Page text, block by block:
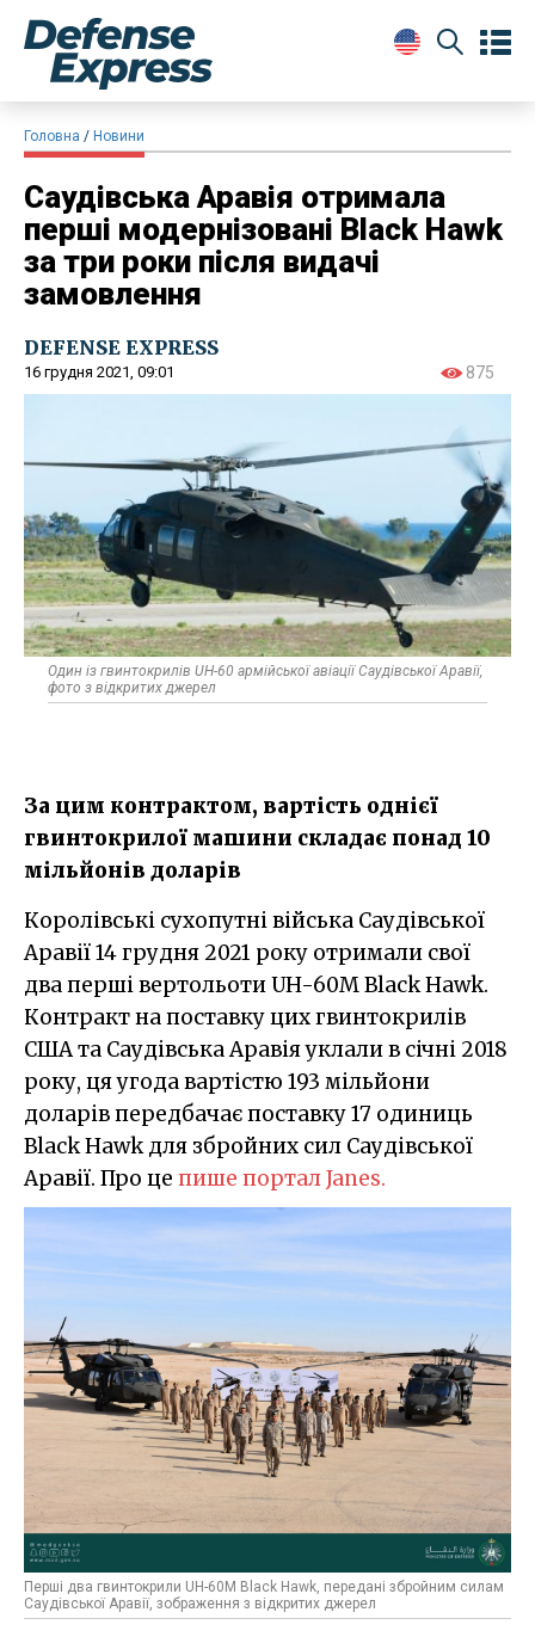
Головна Новини
Саудівська Аравія отримала
перші модернізовані Black Hawk
за три роки після видачі
замовлення
DEFENSE EXPRESS
16 грудня 2021, 09:01 875
Один із гвинтокрилів UH-60 армійської авіації Саудівської Аравії,
фото з відкритих джерел
За цим контрактом, вартість однієї
гвинтокрилої машини складає понад 10
мільйонів доларів
Королівські сухопутні війська Саудівської
Аравії 14 грудня 2021 року отримали свої
два перші вертольоти UH-60M Black Hawk.
Контракт на поставку цих гвинтокрилів
США та Саудівська Аравія уклали в січні 2018
року, ця угода вартістю 193 мільйони
доларів передбачає поставку 17 одиниць
Black Hawk для збройних сил Саудівської
Аравії. Про це пише портал Janes.
Перші два гвинтокрили UH-60M Black Hawk, передані збройним силам
Саудівської Аравії, зображення з відкритих джерел